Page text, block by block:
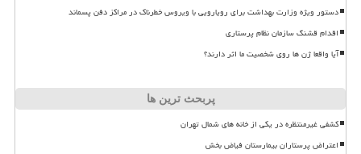
دستور ویژه وزارت بهداشت برای رویارویی با ویروس خطرناک در مراکز دفن پسماند
اقدام قشنگ سازمان نظام پرستاری
آیا واقعا ژن ها روی شخصیت ما اثر دارند؟
پربحث ترین ها
کشفی غیرمنتظره در یکی از خانه های شمال تهران
اعتراض پرستاران بیمارستان فیاض بخش